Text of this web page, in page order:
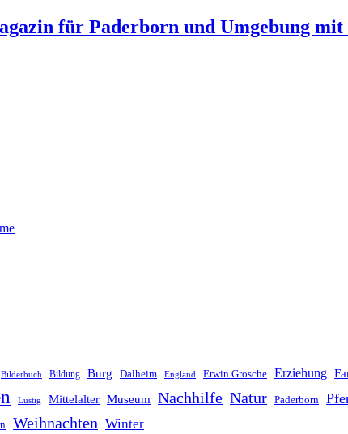
für Paderborn und Umgebung
Bilderbuch Bildung Burg Dalheim England Erwin Grosche Erziehung
Lustig Mittelalter Museum Nachhilfe Natur Paderborn
Weihnachten Winter